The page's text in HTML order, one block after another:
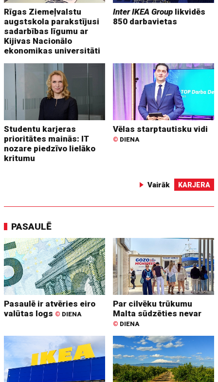
Rīgas Ziemeļvalstu
augstskola parakstījusi
sadarbības līgumu ar
Kijivas Nacionālo
ekonomikas universitāti
Inter IKEA Group likvidēs
850 darbavietas
Studentu karjeras
prioritātes mainās: IT
nozare piedzīvo lielāko
kritumu
Vēlas starptautisku vidi
© DIENA
Vairāk KARJERA
PASAULĒ
Pasaulē ir atvēries eiro
valūtas logs © DIENA
Par cilvēku trūkumu
Malta sūdzēties nevar
© DIENA